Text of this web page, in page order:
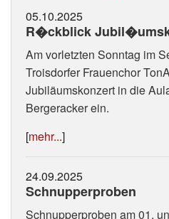
05.10.2025
R�ckblick
Am vorletzten Sonntag im
Troisdorfer Frauenchor
Jubiläumskonzert in die
Bergeracker ein.
[mehr...]
24.09.2025
Schnupperproben
Schnupperproben am 01.